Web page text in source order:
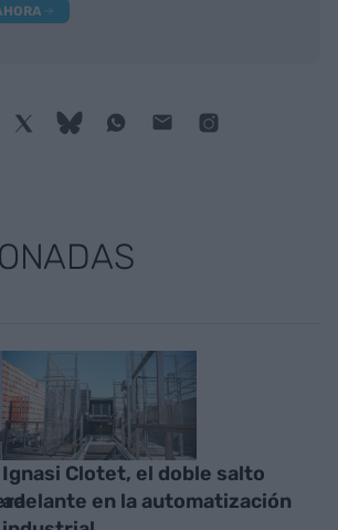
Ignasi Clotet, el doble salto
adelante en la automatización